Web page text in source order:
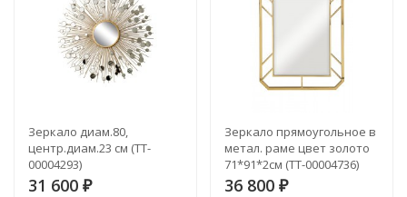
Зеркало диам.80,
центр.диам.23 см (TT-
00004293)
31 600 ₽
Зеркало прямоугольное в
метал. раме цвет золото
71*91*2см (TT-00004736)
36 800 ₽